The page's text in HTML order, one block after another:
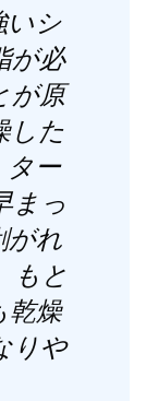
いシ
が必
が原
した
ター
まっ
がれ
もと
乾燥
りや